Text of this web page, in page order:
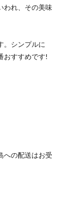
われ、その美味
。シンプルに
おすすめです!
への配送はお受